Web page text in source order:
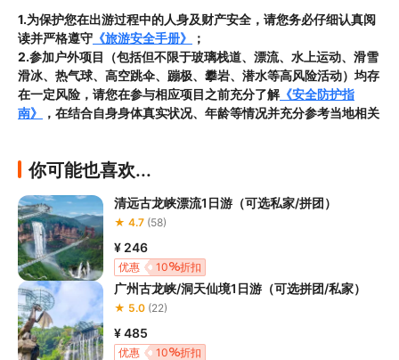
1.为保护您在出游过程中的人身及财产安全，请您务必仔细认真阅
读并严格遵守 《旅游安全手册》
；
2.参加户外项目（包括但不限于玻璃栈道、漂流、水上运动、滑雪
滑冰、热气球、高空跳伞、蹦极、攀岩、潜水等高风险活动）均存
在一定风险，请您在参与相应项目之前充分了解《安全防护指
南》
，在结合自身身体真实状况、年龄等情况并充分参考当地相关
患者及严重恐高、体质较弱的游客参加本产品内包含的项目，
给旅行社造成损失的，还需对旅行社进行全额赔偿；
4.因本产品内可能包含多个旅游项目，请您在
服工作人员沟通了解本产品内各项目的准入年龄、准入身高及准入
体重等准入要求
，否则预订失败或预订后无法成行的后果由您自行
承担；
5.请您在
参与项目期间全程穿戴好安全护具，避免发生意外事件；
6.若您在项目进行过程中感到任何不适，请及时与工作人员进行沟
通，工作人员将会及时为您提供必要支持。
你可能也喜欢...
清远古龙峡漂流1日游（可选私家/拼团）
★ 4.7 (58)
¥ 246
10 折扣
优惠
广州古龙峡/洞天仙境1日游（可选拼团/私家）
★ 5.0 (22)
¥ 485
10 折扣
优惠